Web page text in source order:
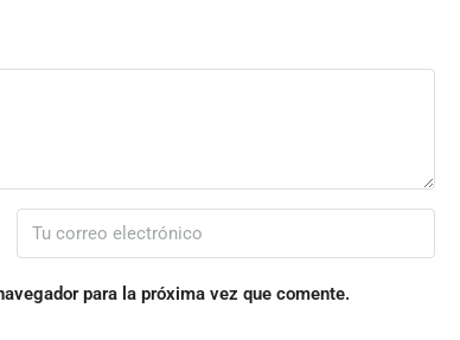
para la próxima vez que comente.